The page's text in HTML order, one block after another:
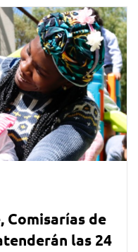
Comisarías de
las 24